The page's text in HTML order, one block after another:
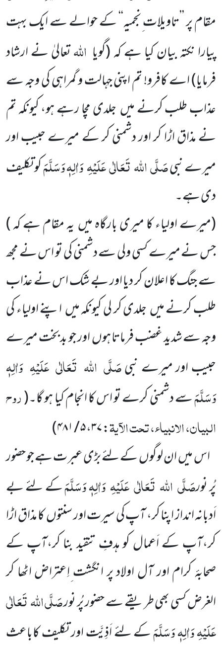
مقام پر ’’تاویلات ِنجمیہ‘‘ کے حوالے سے ایک بہت
پیارا نکتہ بیانکیا ہے کہ(گویا اللہتعالیٰ نے ارشاد
فرمایا)اے کافرو! تم اپنی جہالت و گمراہی کی وجہ سے
عذاب طلب کرنے میںجلدی مچارہے ہو، کیونکہ تم
نے مذاق اڑا کر اور دشمنی کر کے میرے حبیب اور
میرے نبیصَلَّیاللہتَعَالٰیعَلَیْہِوَاٰلِہٖ وَسَلَّمَکو تکلیف
دی ہے۔
(میرے اولیاء کا میری بارگاہ میںیہ مقام ہے کہ )
جس نے میرے کسی ولی سے دشمنی کی تو اس نے مجھ
سے جنگ کا اعلان کر دیا اور بے شک اس نے عذاب
طلب کرنے میںجلدی کر لی کیونکہ میںاپنے اولیاء کی
وجہ سے شدید غضب فرماتا ہوںاور جو بد بخت میرے
حبیب اور میرے نبیصَلَّی اللہ تَعَالٰی عَلَیْہِ وَاٰلِہٖ
وَسَلَّمَسے دشمنی کرے تو اس کا انجام کیا ہو گا۔(روح
البیان، الانبیاء، تحت الآیۃ: ۳۷، ۵ / ۴۸۱
)
اس میںان لوگوںکے لئے بڑی عبر ت ہے جو حضور
پُر نورصَلَّی اللہتَعَالٰیعَلَیْہِوَاٰلِہٖ وَسَلَّمَکے لئے بے
اَدبانہ انداز اپناکر،آپ کی سیرت اور سنتوںکا مذاق اڑا
کر،آپ کے اَعمال کو ہدفِ تنقید بنا کر،آپ کے
صحابۂ کرام اور آل اولاد پر انگشت ِاِعتراض اٹھا کر
الغرض کسی بھی طریقے سے حضور پُر نورصَلَّیاللہتَعَالٰی
عَلَیْہِ وَاٰلِہٖ وَسَلَّمَکے لئے اَذِیَّت اور تکلیف کاباعث